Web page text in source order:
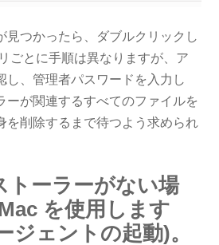
見つかったら、ダブルクリックし
ごとに手順は異なりますが、ア
し、管理者パスワードを入力し
ーが関連するすべてのファイルを
を削除するまで待つよう求められ
トーラーがない場
を使用します
ジェントの起動)。